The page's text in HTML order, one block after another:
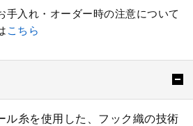
手入れ・オーダー時の注意について
こちら
ル糸を使用した、フック織の技術